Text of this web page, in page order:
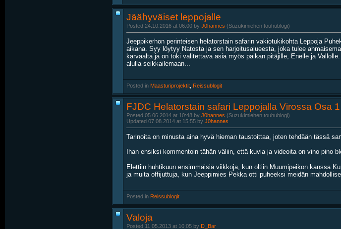
Jäähyväiset leppojalle
Posted 24.10.2016 at 06:00 by J0hannes (Suzukimiehen touhublogi)
Jeeppikerhon perinteisen helatorstain safarin vakiotukikohta Leppoja
aikana. Syy löytyy Natosta ja sen harjoitusalueesta, joka tulee
karvaalta ja on toki valitettava asia myös paikan pitäjille, Enelle ja
alulla seikkailemaan...
Posted in Maasturiprojektit Reissublogit
FJDC Helatorstain safari Leppojalla Virossa Osa 1
Posted 05.06.2014 at 10:48 by J0hannes (Suzukimiehen touhublogi)
Updated 07.08.2014 at 15:55 by J0hannes
Tarinoita on minusta aina hyvä hieman taustoittaa, joten tehdään tässä
Ihan ensiksi kommentoin tähän väliin, että kuvia ja videoita on vino pino
Elettiin huhtikuun ensimmäisiä viikkoja, kun oltiin Muumipeikon kanssa
ja muita offijuttuja, kun Jeeppimies Pekka otti puheeksi meidän
Posted in Reissublogit
Valoja
Posted 11.05.2013 at 10:05 by D_Bar